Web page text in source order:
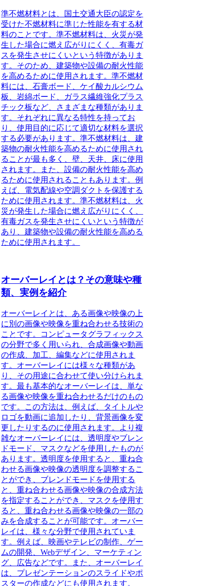
準不燃材料とは、国土交通大臣の認定を
受けた不燃材料に準じた性能を有する材
料のことです。準不燃材料は、火災が発
生した場合に燃え広がりにくく、有毒ガ
スを発生させにくいという特徴がありま
す。そのため、建築物や設備の耐火性能
を高めるために使用されます。準不燃材
料には、石膏ボード、ケイ酸カルシウム
板、岩綿ボード、ガラス繊維強化プラス
チック板など、さまざまな種類がありま
す。それぞれに異なる特性を持ってお
り、使用目的に応じて適切な材料を選択
する必要があります。準不燃材料は、建
築物の耐火性能を高めるために使用され
ることが最も多く、壁、天井、床に使用
されます。また、設備の耐火性能を高め
るために使用されることもあります。例
えば、電気配線や空調ダクトを保護する
ために使用されます。準不燃材料は、火
災が発生した場合に燃え広がりにくく、
有毒ガスを発生させにくいという特徴が
あり、建築物や設備の耐火性能を高める
ために使用されます。
オーバーレイとは？その意味や種
類、実例を紹介
オーバーレイとは、ある画像や映像の上
に別の画像や映像を重ね合わせる技術の
ことです。コンピュータグラフィックス
の分野で多く用いられ、合成画像や動画
の作成、加工、編集などに使用されま
す。オーバーレイには様々な種類があ
り、その用途に合わせて使い分けられま
す。最も基本的なオーバーレイは、単な
る画像や映像を重ね合わせるだけのもの
です。この方法は、例えば、タイトルや
ロゴを動画に追加したり、背景画像を変
更したりするのに使用されます。より複
雑なオーバーレイには、透明度やブレン
ドモード、マスクなどを使用したものが
あります。透明度を使用すると、重ね合
わせる画像や映像の透明度を調整するこ
とができ、ブレンドモードを使用する
と、重ね合わせる画像や映像の合成方法
を指定することができ、マスクを使用す
ると、重ね合わせる画像や映像の一部の
みを合成することが可能です。オーバー
レイは、様々な分野で使用されていま
す。例えば、映画やテレビの制作、ゲー
ムの開発、Webデザイン、マーケティン
グ、広告などです。また、オーバーレイ
は、プレゼンテーションのスライドやポ
スターの作成などにも使用されます。